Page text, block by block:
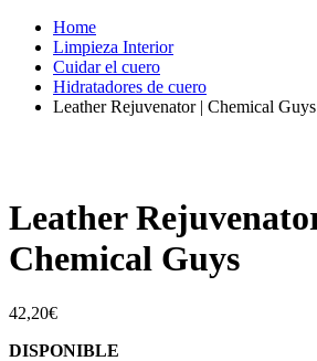
Home
Limpieza Interior
Cuidar el cuero
Hidratadores de cuero
Leather Rejuvenator | Chemical Guys
Leather
Chemical Guys
42,20€
DISPONIBLE